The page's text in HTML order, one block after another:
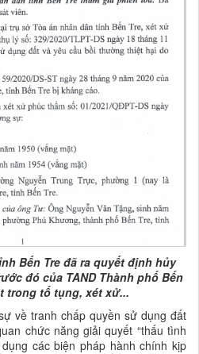
Bến Tre đã ra quyết định hủy
đó của TAND Thành phố Bến
trong tố tụng, xét xử...
về tranh chấp quyền sử dụng đất
chức năng giải quyết “thấu tình
các biện pháp hành chính kịp